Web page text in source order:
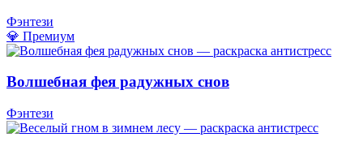
Фэнтези
💎 Премиум
Волшебная фея радужных снов
Фэнтези